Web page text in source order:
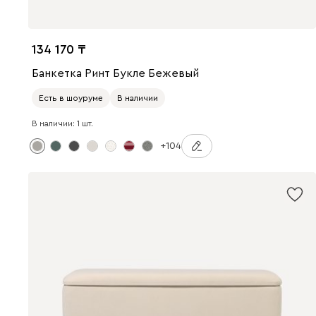
134 170
Банкетка Ринт Букле Бежевый
Есть в шоуруме В наличии
В наличии: 1 шт.
+104